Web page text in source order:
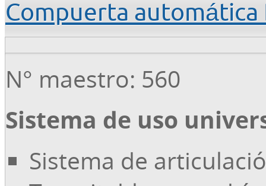
Compuerta automática
N° maestro: 560
Sistema de uso
Sistema de